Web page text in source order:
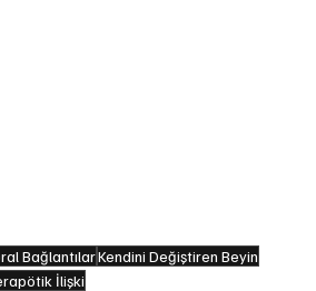
BağlantılarKendini Değiştiren Beyin
İlişki